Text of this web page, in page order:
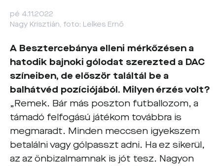
pé 4.11.2022
Nagy Krisztián, foto: Lelkes Ernő
A Besztercebánya elleni mérkőzésen a
hatodik bajnoki gólodat szerezted a DAC
színeiben, de először találtál be a
balhátvéd pozíciójából. Milyen érzés volt?
„Remek. Bár más poszton futballozom, a
támadó felfogású játékom továbbra is
megmaradt. Minden meccsen igyekszem
betalálni vagy gólpasszt adni. Ha ez sikerül,
az az önbizalmamnak is jót tesz. Nagyon